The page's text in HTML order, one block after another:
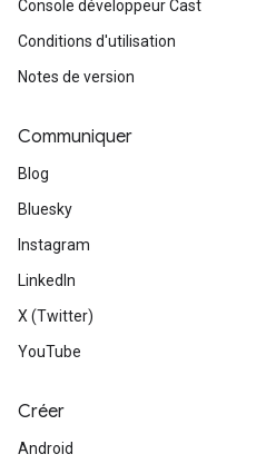
Console développeur Cast
Conditions d'utilisation
Notes de version
Communiquer
Blog
Bluesky
Instagram
LinkedIn
X (Twitter)
YouTube
Créer
Android